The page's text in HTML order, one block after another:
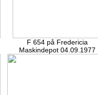
F 654 på Fredericia
Maskindepot 04.09.1977